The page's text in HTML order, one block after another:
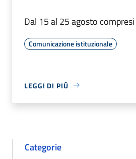
Dal 15 al 25 agosto compresi
Comunicazione istituzionale
LEGGI DI PIÙ
Categorie